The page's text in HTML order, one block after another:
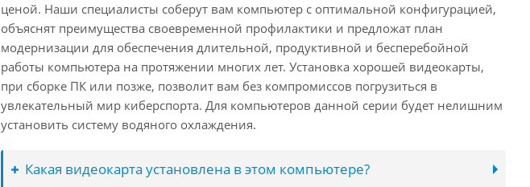
ценой. Наши специалисты соберут вам компьютер с оптимальной конфигурацией,
объяснят преимущества своевременной профилактики и предложат план
модернизации для обеспечения длительной, продуктивной и бесперебойной
работы компьютера на протяжении многих лет. Установка хорошей видеокарты,
при сборке ПК или позже, позволит вам без компромиссов погрузиться в
увлекательный мир киберспорта. Для компьютеров данной серии будет нелишним
установить систему водяного охлаждения.
Какая видеокарта установлена в этом компьютере?